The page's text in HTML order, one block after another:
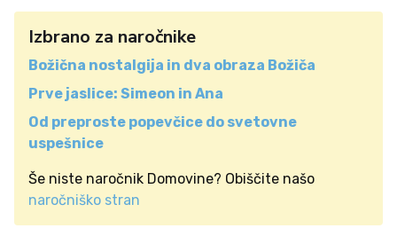
Izbrano za naročnike
Božična nostalgija in dva obraza Božiča
Prve jaslice: Simeon in Ana
Od preproste popevčice do svetovne
uspešnice
Še niste naročnik Domovine? Obiščite našo
naročniško stran